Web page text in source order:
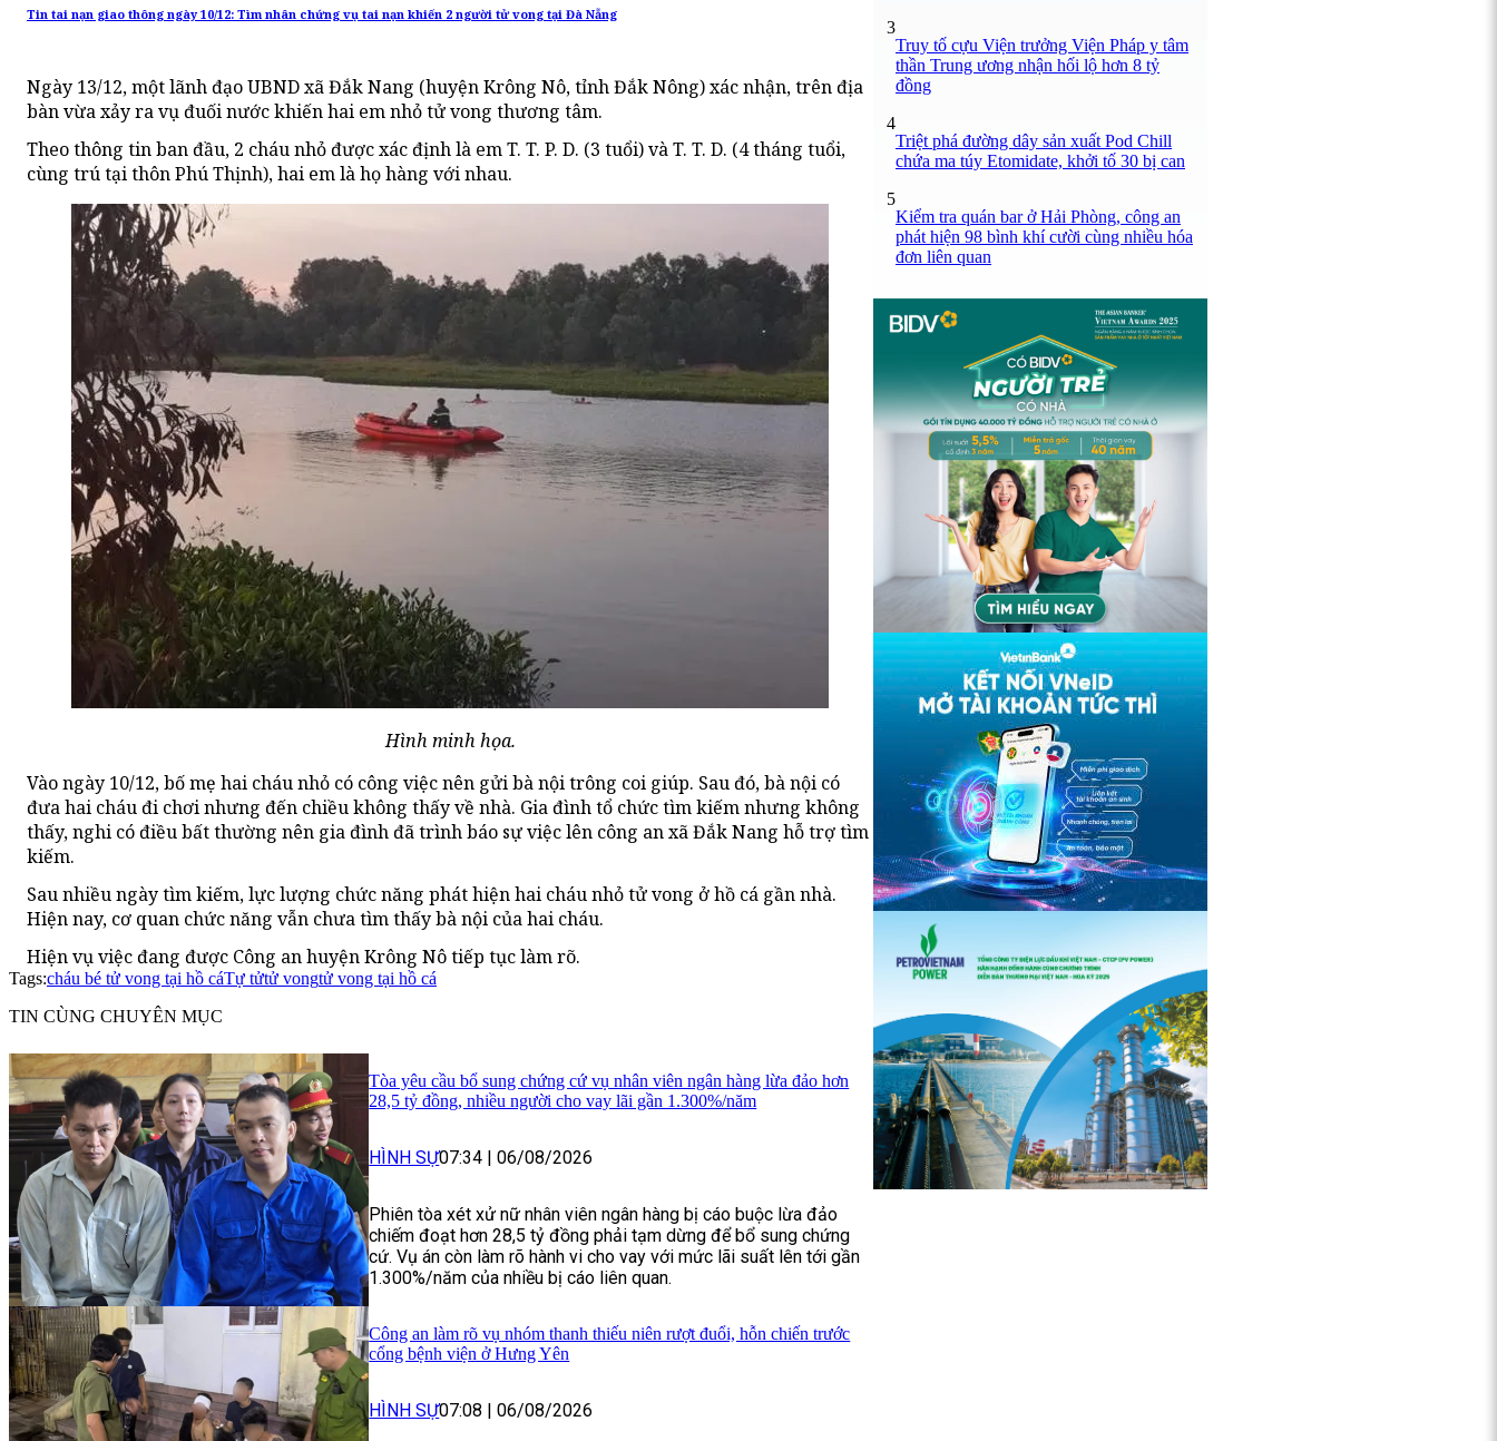
Tin tai nạn giao thông ngày 10/12: Tìm nhân chứng vụ tai nạn khiến 2 người tử vong tại Đà Nẵng
Ngày 13/12, một lãnh đạo UBND xã Đắk Nang (huyện Krông Nô, tỉnh Đắk Nông) xác nhận, trên địa
bàn vừa xảy ra vụ đuối nước khiến hai em nhỏ tử vong thương tâm.
Theo thông tin ban đầu, 2 cháu nhỏ được xác định là em T. T. P. D. (3 tuổi) và T. T. D. (4 tháng tuổi,
cùng trú tại thôn Phú Thịnh), hai em là họ hàng với nhau.
Hình minh họa.
Vào ngày 10/12, bố mẹ hai cháu nhỏ có công việc nên gửi bà nội trông coi giúp. Sau đó, bà nội có
đưa hai cháu đi chơi nhưng đến chiều không thấy về nhà. Gia đình tổ chức tìm kiếm nhưng không
thấy, nghi có điều bất thường nên gia đình đã trình báo sự việc lên công an xã Đắk Nang hỗ trợ tìm
kiếm.
Sau nhiều ngày tìm kiếm, lực lượng chức năng phát hiện hai cháu nhỏ tử vong ở hồ cá gần nhà.
Hiện nay, cơ quan chức năng vẫn chưa tìm thấy bà nội của hai cháu.
Hiện vụ việc đang được Công an huyện Krông Nô tiếp tục làm rõ.
Tags:cháu bé tử vong tại hồ cáTự tửtử vongtử vong tại hồ cá
TIN CÙNG CHUYÊN MỤC
Tòa yêu cầu bổ sung chứng cứ vụ nhân viên ngân hàng lừa đảo hơn
28,5 tỷ đồng, nhiều người cho vay lãi gần 1.300%/năm
HÌNH SỰ07:34 06/08/2026
Phiên tòa xét xử nữ nhân viên ngân hàng bị cáo buộc lừa đảo
chiếm đoạt hơn 28,5 tỷ đồng phải tạm dừng để bổ sung chứng
cứ. Vụ án còn làm rõ hành vi cho vay với mức lãi suất lên tới gần
1.300%/năm của nhiều bị cáo liên quan.
Công an làm rõ vụ nhóm thanh thiếu niên rượt đuổi, hỗn chiến trước
cổng bệnh viện ở Hưng Yên
HÌNH SỰ07:08 06/08/2026
3
Truy tố cựu Viện trưởng Viện Pháp y tâm
thần Trung ương nhận hối lộ hơn 8 tỷ
đồng
4
Triệt phá đường dây sản xuất Pod Chill
chứa ma túy Etomidate, khởi tố 30 bị can
5
Kiểm tra quán bar ở Hải Phòng, công an
phát hiện 98 bình khí cười cùng nhiều hóa
đơn liên quan